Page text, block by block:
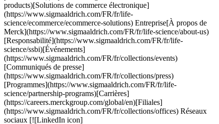
products)[Solutions de commerce électronique]
(https://www.sigmaaldrich.com/FR/fr/life-
science/ecommerce/ecommerce-solutions) Entreprise[À propos de
Merck](https://www.sigmaaldrich.com/FR/fr/life-science/about-us)
[Responsabilité](https://www.sigmaaldrich.com/FR/fr/life-
science/ssbi)[Événements]
(https://www.sigmaaldrich.com/FR/fr/collections/events)
[Communiqués de presse]
(https://www.sigmaaldrich.com/FR/fr/collections/press)
[Programmes](https://www.sigmaaldrich.com/FR/fr/life-
science/partnership-programs)[Carrières]
(https://careers.merckgroup.com/global/en)[Filiales]
(https://www.sigmaaldrich.com/FR/fr/collections/offices) Réseaux
sociaux [![LinkedIn icon]